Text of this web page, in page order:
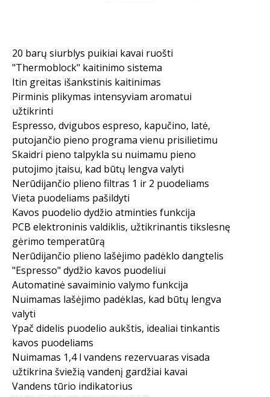
20 barų siurblys puikiai kavai ruošti
"Thermoblock" kaitinimo sistema
Itin greitas išankstinis kaitinimas
Pirminis plikymas intensyviam aromatui
užtikrinti
Espresso, dvigubos espreso, kapučino, latė,
putojančio pieno programa vienu prisilietimu
Skaidri pieno talpykla su nuimamu pieno
putojimo įtaisu, kad būtų lengva valyti
Nerūdijančio plieno filtras 1 ir 2 puodeliams
Vieta puodeliams pašildyti
Kavos puodelio dydžio atminties funkcija
PCB elektroninis valdiklis, užtikrinantis tikslesnę
gėrimo temperatūrą
Nerūdijančio plieno lašėjimo padėklo dangtelis
"Espresso" dydžio kavos puodeliui
Automatinė savaiminio valymo funkcija
Nuimamas lašėjimo padėklas, kad būtų lengva
valyti
Ypač didelis puodelio aukštis, idealiai tinkantis
kavos puodeliams
Nuimamas 1,4 l vandens rezervuaras visada
užtikrina šviežią vandenį gardžiai kavai
Vandens tūrio indikatorius